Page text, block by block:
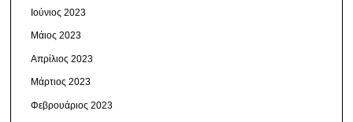
Ιούνιος 2023
Μάιος 2023
Απρίλιος 2023
Μάρτιος 2023
Φεβρουάριος 2023